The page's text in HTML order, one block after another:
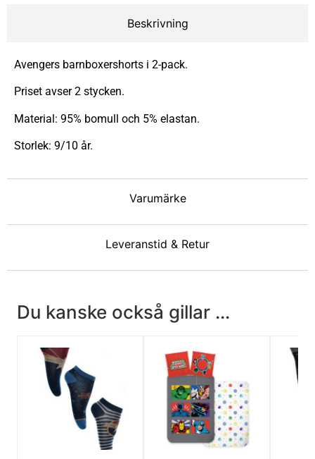
Beskrivning
Varumärke
Leveranstid & Retur
Avengers barnboxershorts i 2-pack.
Priset avser 2 stycken.
Material: 95% bomull och 5% elastan.
Storlek: 9/10 år.
Du kanske också gillar ...